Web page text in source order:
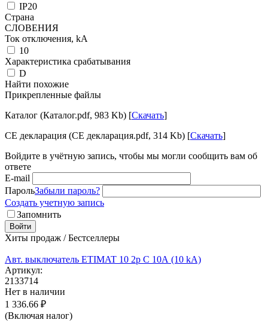
IP20
Страна
СЛОВЕНИЯ
Ток отключения, kА
10
Характеристика срабатывания
D
Найти похожие
Прикрепленные файлы
Каталог (Каталог.pdf, 983 Kb) [Скачать]
CE декларация (CE декларация.pdf, 314 Kb) [Скачать]
Войдите в учётную запись, чтобы мы могли сообщить вам об
ответе
E-mail
ПарольЗабыли пароль?
Создать учетную запись
Запомнить
Войти
Хиты продаж / Бестселлеры
Авт. выключатель ETIMAT 10 2p C 10А (10 kA)
Артикул:
2133714
Нет в наличии
1 336.66 ₽
(Включая налог)